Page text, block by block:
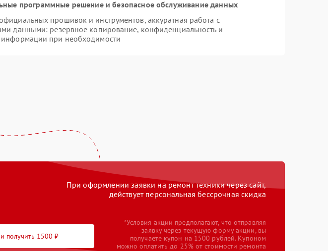
программные решение и безопасное обслуживание данных
прошивок и инструментов, аккуратная работа с
данными: резервное копирование, конфиденциальность и
информации при необходимости
При оформлении заявки на ремонт техники через сайт,
действует персональная бессрочная скидка
получить 1500 ₽
*Условия акции предполагают, что отправляя
заявку через текущую форму акции, вы
получаете купон на 1500 рублей. Купоном
можно оплатить до 25% от стоимости ремонта